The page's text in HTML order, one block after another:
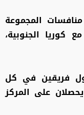
منافسات المجموعة
مع كوريا الجنوبية،
فريقين في كل
على المركز